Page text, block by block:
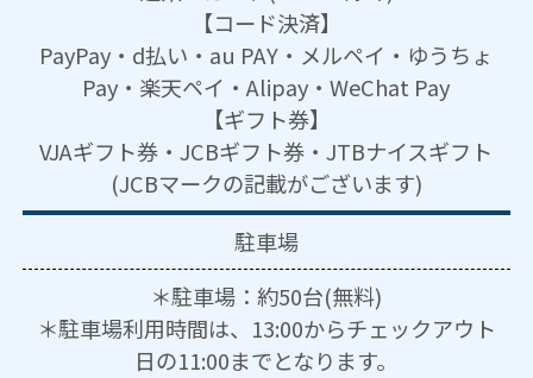
【コード決済】
PayPay・d払い・au PAY・メルペイ・ゆうちょ
Pay・楽天ペイ・Alipay・WeChat Pay
【ギフト券】
VJAギフト券・JCBギフト券・JTBナイスギフト
(JCBマークの記載がございます)
駐車場
＊駐車場：約50台(無料)
＊駐車場利用時間は、13:00からチェックアウト
日の11:00までとなります。